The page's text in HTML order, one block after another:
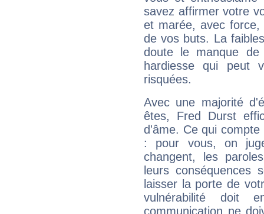
savez affirmer votre
et marée, avec
de vos buts. La
doute le manque
hardiesse qui peut
risquées.
Avec une majorité
êtes, Fred Durst
d'âme. Ce qui
: pour vous, on
changent, les
leurs conséquences
laisser la porte de
vulnérabilité doit
communication ne